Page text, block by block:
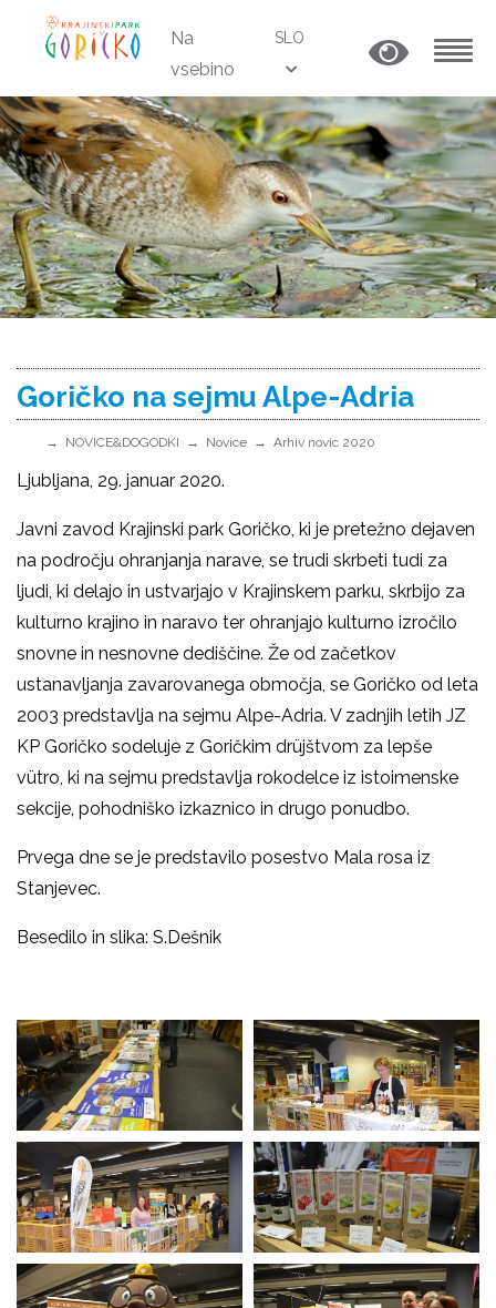
Na
vsebino
SLO
Goričko na sejmu Alpe-Adria
NOVICE&DOGODKI Novice Arhiv novic 2020
Ljubljana, 29. januar 2020.
Javni zavod Krajinski park Goričko, ki je pretežno dejaven
na področju ohranjanja narave, se trudi skrbeti tudi za
ljudi, ki delajo in ustvarjajo v Krajinskem parku, skrbijo za
kulturno krajino in naravo ter ohranjajo kulturno izročilo
snovne in nesnovne dediščine. Že od začetkov
ustanavljanja zavarovanega območja, se Goričko od leta
2003 predstavlja na sejmu Alpe-Adria. V zadnjih letih JZ
KP Goričko sodeluje z Goričkim drüjštvom za lepše
vütro, ki na sejmu predstavlja rokodelce iz istoimenske
sekcije, pohodniško izkaznico in drugo ponudbo.
Prvega dne se je predstavilo posestvo Mala rosa iz
Stanjevec.
Besedilo in slika: S.Dešnik